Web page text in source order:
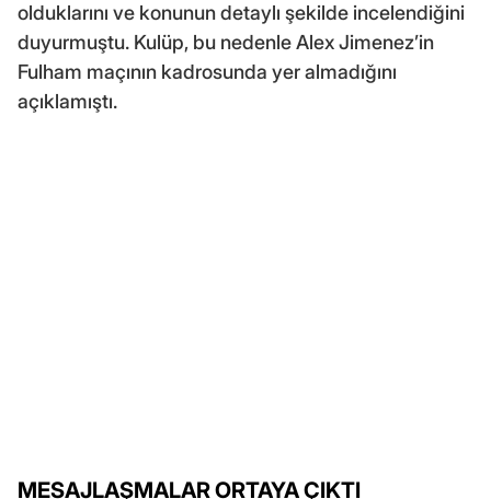
olduklarını ve konunun detaylı şekilde incelendiğini
duyurmuştu. Kulüp, bu nedenle Alex Jimenez’in
Fulham maçının kadrosunda yer almadığını
açıklamıştı.
MESAJLAŞMALAR ORTAYA ÇIKTI